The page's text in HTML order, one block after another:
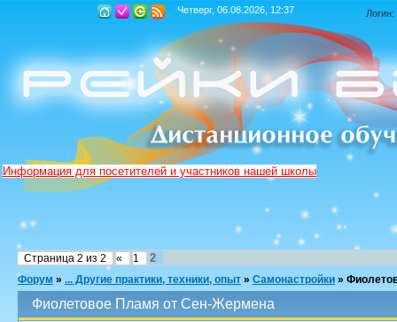
Четверг, 06.08.2026, 12:37 Логин:
Информация для посетителей и участников нашей школы
Страница 2 из 2 « 1 2
Форум » ... Другие практики, техники, опыт » Самонастройки »
Фиолетовое Пламя от Сен-Жермена